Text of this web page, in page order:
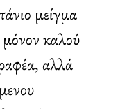
μείγμα
καλού
αλλά